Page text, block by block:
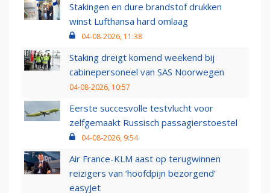
Stakingen en dure brandstof drukken
winst Lufthansa hard omlaag
04-08-2026, 11:38
Staking dreigt komend weekend bij
cabinepersoneel van SAS Noorwegen
04-08-2026, 10:57
Eerste succesvolle testvlucht voor
zelfgemaakt Russisch passagierstoestel
04-08-2026, 9:54
Air France-KLM aast op terugwinnen
reizigers van ‘hoofdpijn bezorgend’
easyJet